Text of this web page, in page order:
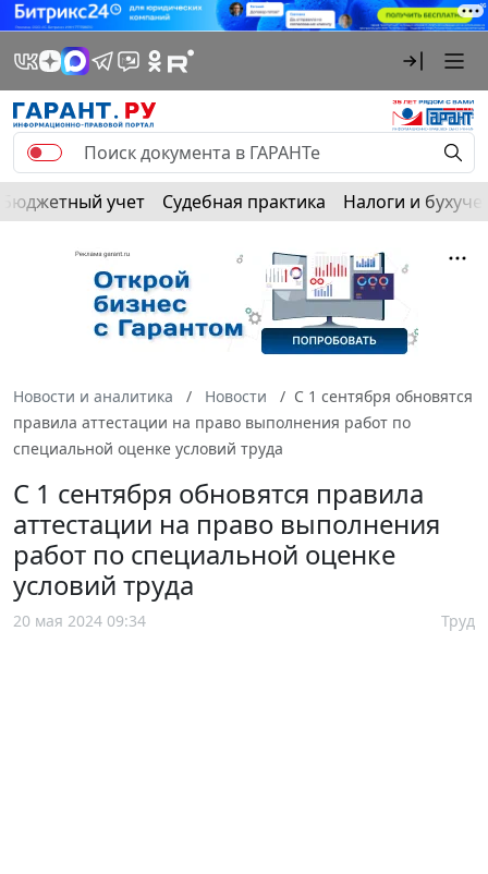
Бюджетный учет Судебная практика Налоги и
Новости и аналитика Новости
С 1 сентября обновятся
правила аттестации на право выполнения работ по
специальной оценке условий труда
С 1 сентября обновятся правила
аттестации на право выполнения
работ по специальной оценке
условий труда
20 мая 2024 09:34 Труд